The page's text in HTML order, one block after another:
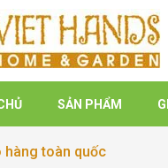
SẢN PHẨM
hàng toàn quốc